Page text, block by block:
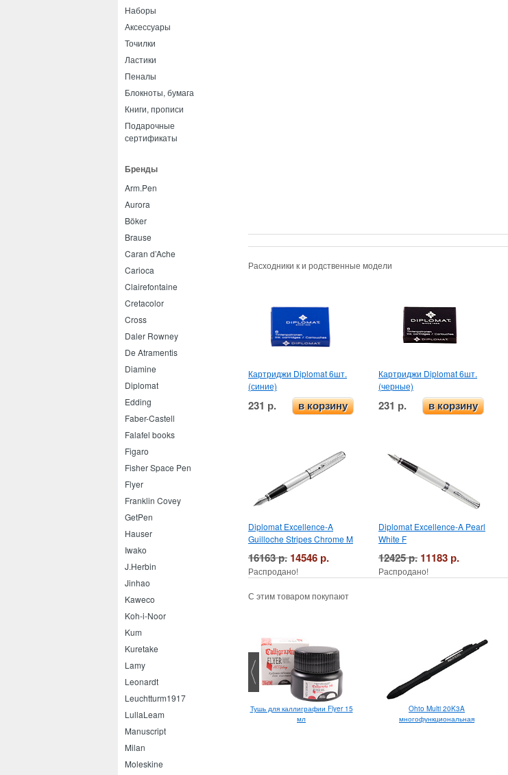
Наборы
Аксессуары
Точилки
Ластики
Пеналы
Блокноты, бумага
Книги, прописи
Подарочные
сертификаты
Бренды
Arm.Pen
Aurora
Böker
Brause
Caran d’Ache
Carioca
Clairefontaine
Cretacolor
Cross
Daler Rowney
De Atramentis
Diamine
Diplomat
Edding
Faber-Castell
Falafel books
Figaro
Fisher Space Pen
Flyer
Franklin Covey
GetPen
Hauser
Iwako
J.Herbin
Jinhao
Kaweco
Koh-i-Noor
Kum
Kuretake
Lamy
Leonardt
Leuchtturm1917
LullaLeam
Manuscript
Milan
Moleskine
Расходники к и родственные модели
Картриджи Diplomat 6шт.
(синие)
231 р. в корзину
Картриджи Diplomat 6шт.
(черные)
231 р. в корзину
Diplomat Excellence-A
Guilloche Stripes Chrome M
16163 р. 14546 р.
Распродано!
Diplomat Excellence-A Pearl
White F
12425 р. 11183 р.
Распродано!
С этим товаром покупают
животные
Тушь для каллиграфии Flyer 15
мл
Ohto Multi 20K3A
многофункциональная